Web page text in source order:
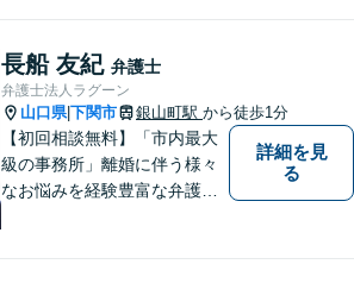
応。【地域に根差した弁護
士】何かお困りごとがござい
ましたらお一人で考え込ま
ず、ご相談下さい。
長船 友紀 弁護士
弁護士法人ラグーン
山口県|下関市 銀山町駅 から徒歩1分
【初回相談無料】「市内最大
級の事務所」離婚に伴う様々
なお悩みを経験豊富な弁護士
詳細を見
る